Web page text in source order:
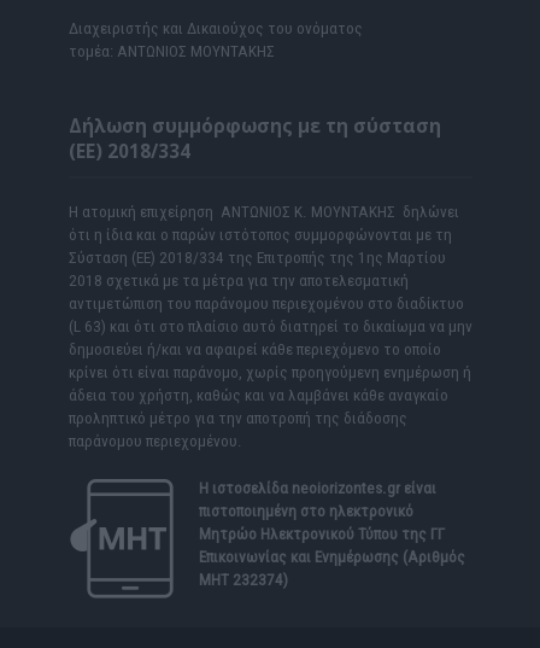
Διαχειριστής και Δικαιούχος του ονόματος
τομέα: ΑΝΤΩΝΙΟΣ ΜΟΥΝΤΑΚΗΣ
Δήλωση συμμόρφωσης με τη σύσταση
(ΕΕ) 2018/334
Η ατομική επιχείρηση ΑΝΤΩΝΙΟΣ Κ. ΜΟΥΝΤΑΚΗΣ δηλώνει
ότι η ίδια και ο παρών ιστότοπος συμμορφώνονται με τη
Σύσταση (ΕΕ) 2018/334 της Επιτροπής της 1ης Μαρτίου
2018 σχετικά με τα μέτρα για την αποτελεσματική
αντιμετώπιση του παράνομου περιεχομένου στο διαδίκτυο
(L 63) και ότι στο πλαίσιο αυτό διατηρεί το δικαίωμα να μην
δημοσιεύει ή/και να αφαιρεί κάθε περιεχόμενο το οποίο
κρίνει ότι είναι παράνομο, χωρίς προηγούμενη ενημέρωση ή
άδεια του χρήστη, καθώς και να λαμβάνει κάθε αναγκαίο
προληπτικό μέτρο για την αποτροπή της διάδοσης
παράνομου περιεχομένου.
Η ιστοσελίδα neoiorizontes.grείναι
πιστοποιημένη στο ηλεκτρονικό
Μητρώο Ηλεκτρονικού Τύπου της ΓΓ
Επικοινωνίας και Ενημέρωσης (Αριθμός
ΜΗΤ 232374)